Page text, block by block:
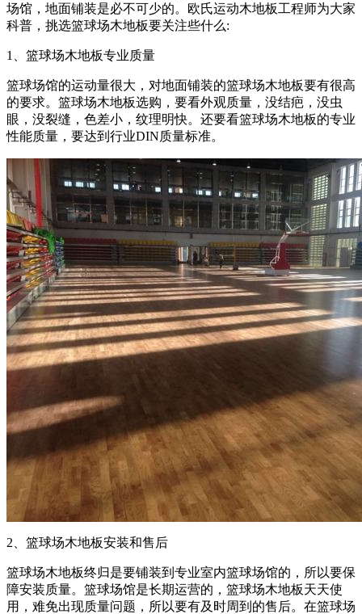
场馆，地面铺装是必不可少的。欧氏运动木地板工程师为大家
科普，挑选篮球场木地板要关注些什么:
1、篮球场木地板专业质量
篮球场馆的运动量很大，对地面铺装的篮球场木地板要有很高
的要求。篮球场木地板选购，要看外观质量，没结疤，没虫
眼，没裂缝，色差小，纹理明快。还要看篮球场木地板的专业
性能质量，要达到行业DIN质量标准。
2、篮球场木地板安装和售后
篮球场木地板终归是要铺装到专业室内篮球场馆的，所以要保
障安装质量。篮球场馆是长期运营的，篮球场木地板天天使
用，难免出现质量问题，所以要有及时周到的售后。在篮球场